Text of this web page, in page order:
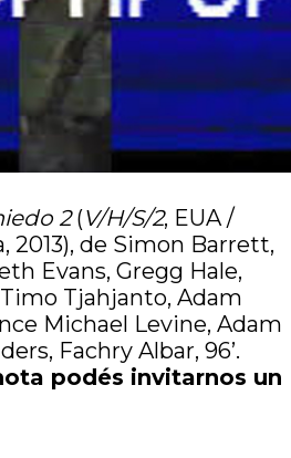
2(V/H/S/2, EUA /
2013), de Simon Barrett,
Evans, Gregg Hale,
Tjahjanto, Adam
Michael Levine, Adam
Fachry Albar,96’.
podés invitarnos un